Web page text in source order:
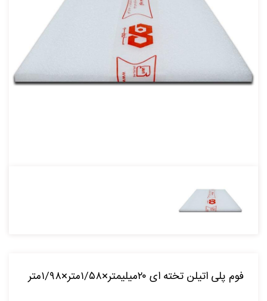
فوم پلی اتیلن تخته ای ۲۰میلیمتر×۱/۵۸متر×۱/۹۸متر